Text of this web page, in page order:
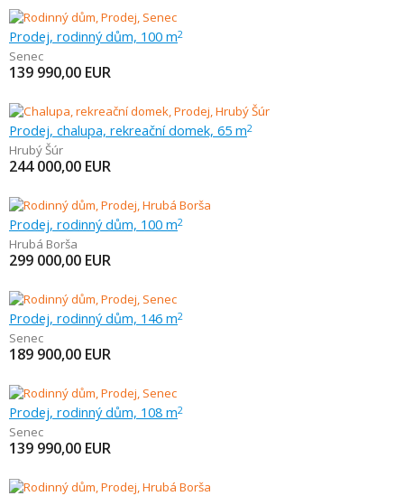
Prodej, rodinný dům, 100 m2
Senec
139 990,00 EUR
Prodej, chalupa, rekreační domek, 65 m2
Hrubý Šúr
244 000,00 EUR
Prodej, rodinný dům, 100 m2
Hrubá Borša
299 000,00 EUR
Prodej, rodinný dům, 146 m2
Senec
189 900,00 EUR
Prodej, rodinný dům, 108 m2
Senec
139 990,00 EUR